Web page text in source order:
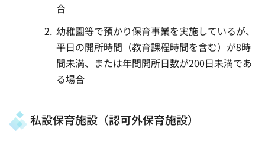
合
幼稚園等で預かり保育事業を実施しているが、
平日の開所時間（教育課程時間を含む）が8時
間未満、または年間開所日数が200日未満であ
る場合
私設保育施設（認可外保育施設）